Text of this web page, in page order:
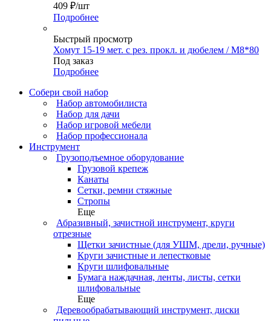
409 ₽/шт
Подробнее
Быстрый просмотр
Хомут 15-19 мет. с рез. прокл. и дюбелем / М8*80
Под заказ
Подробнее
Собери свой набор
Набор автомобилиста
Набор для дачи
Набор игровой мебели
Набор профессионала
Инструмент
Грузоподъемное оборудование
Грузовой крепеж
Канаты
Сетки, ремни стяжные
Стропы
Еще
Абразивный, зачистной инструмент, круги
отрезные
Щетки зачистные (для УШМ, дрели, ручные)
Круги зачистные и лепестковые
Круги шлифовальные
Бумага наждачная, ленты, листы, сетки
шлифовальные
Еще
Деревообрабатывающий инструмент, диски